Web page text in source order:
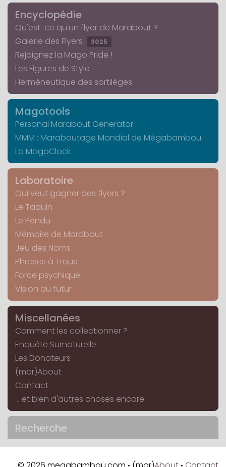
Encyclopédie
Qu'est-ce qu'un flyer de Marabout ?
Galerie des Flyers
3025
Rejoignez la Mago Pride !
Les Figures de Style
Herméneutique des sortilèges
Magotools
Personal Marabout Generator
MMM : Maraboutage Mondial de Mégabambou
La MagoClock
Laboratoire
Qui veut gagner des flyers ?
Le Taquin
Le Pendu
Mémoire de Marabout
Jeu des Noms
Phrases à Trous
Force psychique
Vision du futur
Miscellanées
Comment les collectionner ?
Enquête Surnaturelle
Les Donateurs
(mar)About
Contact
... et bien d'autres choses encore
Recherche